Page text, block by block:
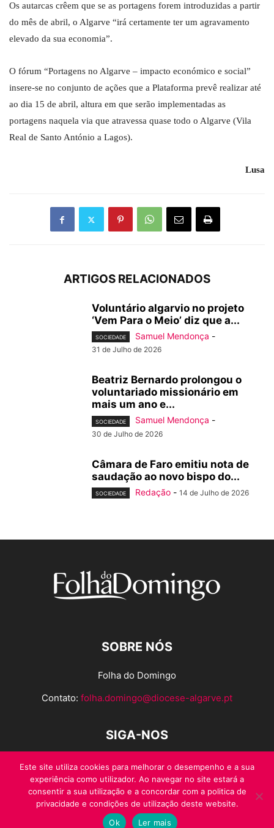
Os autarcas crêem que se as portagens forem introduzidas a partir
do mês de abril, o Algarve “irá certamente ter um agravamento
elevado da sua economia”.
O fórum “Portagens no Algarve – impacto económico e social”
insere-se no conjunto de ações que a Plataforma prevê realizar até
ao dia 15 de abril, altura em que serão implementadas as
portagens naquela via que atravessa quase todo o Algarve (Vila
Real de Santo António a Lagos).
Lusa
ARTIGOS RELACIONADOS
Voluntário algarvio no projeto
‘Vem Para o Meio’ diz que a...
SOCIEDADE Samuel Mendonça -
31 de Julho de 2026
Beatriz Bernardo prolongou o
voluntariado missionário em
mais um ano e...
SOCIEDADE Samuel Mendonça -
30 de Julho de 2026
Câmara de Faro emitiu nota de
saudação ao novo bispo do...
SOCIEDADE Redação - 14 de Julho de 2026
SOBRE NÓS
Folha do Domingo
Contato: folha.domingo@diocese-algarve.pt
SIGA-NOS
© Folha do Domingo 2026, todos os direitos reservados.
Este site utiliza cookies para melhorar o desempenho e a sua
experiência como utilizador. Ao navegar no site estará a
consentir a sua utilização e a concordar com a politica de
privacidade e condições de utilização deste website.
Ok
Ler mais